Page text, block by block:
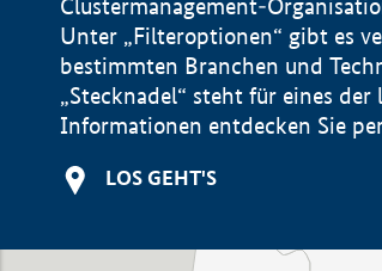
Clustermanagement-
Unter „Filteroptionen“ gibt es
bestimmten Branchen und
„Stecknadel“ steht für eines
Informationen entdecken Sie
LOS GEHT'S